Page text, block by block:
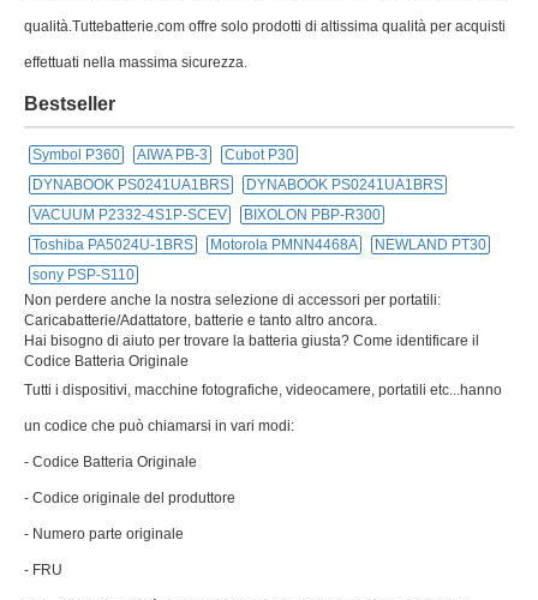
qualità.Tuttebatterie.com offre solo prodotti di altissima qualità per acquisti
effettuati nella massima sicurezza.
Bestseller
Symbol P360 AIWA PB-3
Cubot P30
DYNABOOK PS0241UA1BRS
DYNABOOK PS0241UA1BRS
VACUUM P2332-4S1P-SCEV
BIXOLON PBP-R300
Toshiba PA5024U-1BRS
Motorola PMNN4468A
NEWLAND PT30
sony PSP-S110
Non perdere anche la nostra selezione di accessori per portatili:
Caricabatterie/Adattatore, batterie e tanto altro ancora.
Hai bisogno di aiuto per trovare la batteria giusta? Come identificare il
Codice Batteria Originale
Tutti i dispositivi, macchine fotografiche, videocamere, portatili etc...hanno
un codice che può chiamarsi in vari modi:
- Codice Batteria Originale
- Codice originale del produttore
- Numero parte originale
- FRU